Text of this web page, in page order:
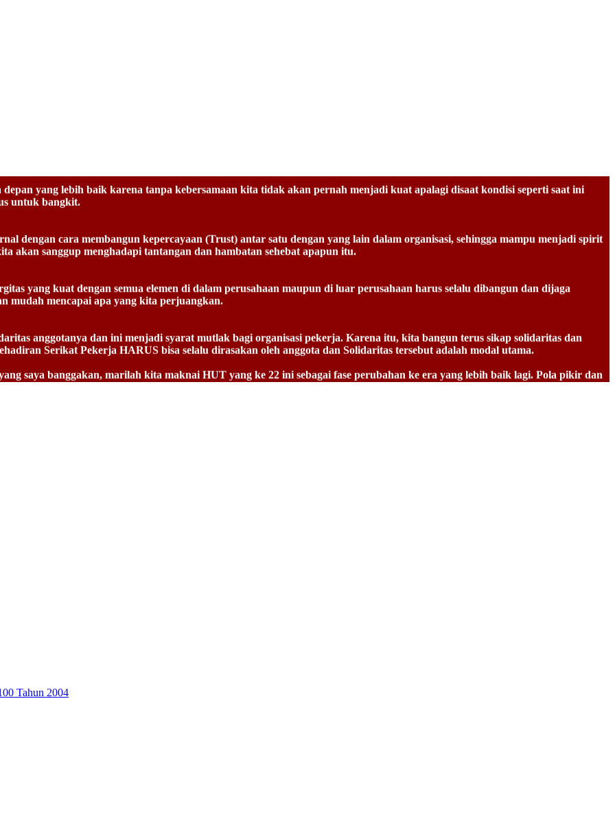
perusahaan yang kita cintai, GAPURA ANGKASA. Tentu bukan waktu yang sebentar dan tanpa rintangan. Satu persatu
yang lebih baik karena tanpa kebersamaan kita tidak akan pernah menjadi kuat apalagi disaat kondisi seperti saat ini
untuk bangkit.
dengan cara membangun kepercayaan (Trust) antar satu dengan yang lain dalam organisasi, sehingga mampu menjadi spirit
akan sanggup menghadapi tantangan dan hambatan sehebat apapun itu.
yang kuat dengan semua elemen di dalam perusahaan maupun di luar perusahaan harus selalu dibangun dan dijaga
mudah mencapai apa yang kita perjuangkan.
anggotanya dan ini menjadi syarat mutlak bagi organisasi pekerja. Karena itu, kita bangun terus sikap solidaritas dan
Serikat Pekerja HARUS bisa selalu dirasakan oleh anggota dan Solidaritas tersebut adalah modal utama.
saya banggakan, marilah kita maknai HUT yang ke 22 ini sebagai fase perubahan ke era yang lebih baik lagi. Pola pikir dan
perusahaan yang kita cintai dan eksistensi organisasi kita.
Tahun 2004